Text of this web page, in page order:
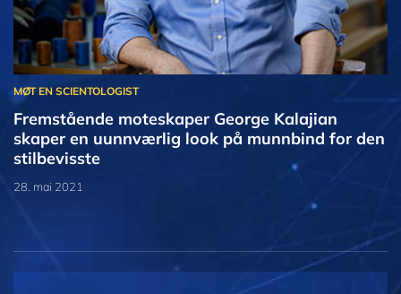
Fremstående moteskaper George Kalajian
skaper en uunnværlig look på munnbind for den
stilbevisste
28. mai 2021